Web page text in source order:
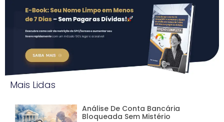
Mais Lidas
Análise De Conta Bancária
Bloqueada Sem Mistério